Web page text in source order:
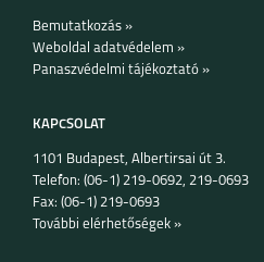
IPHONE 15 IPHONE 14 PRO MAX
Bemutatkozás »
Weboldal adatvédelem »
Panaszvédelmi tájékoztató »
KAPCSOLAT
1101 Budapest, Albertirsai út 3.
Telefon: (06-1) 219-0692, 219-0693
Fax: (06-1) 219-0693
További elérhetőségek »